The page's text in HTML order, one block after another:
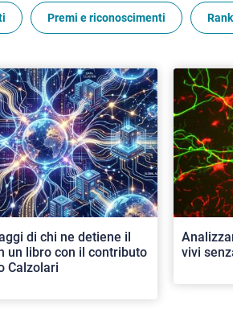
Premi e riconoscimenti
di chi ne detiene il
un libro con il contributo
Calzolari
vivi